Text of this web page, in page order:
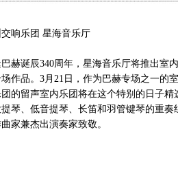
No. 3 in G major, BWV 1048
登堡协奏曲，BWV 1050
兰登堡协奏曲，BWV 1051
No. 6 in B-flat major, BWV 1051
BWV 988（选段）
响乐团 星海音乐厅
巴赫诞辰340周年，星海音乐厅将推出室
作品。3月21日，作为巴赫专场之一的
的留声室内乐团将在这个特别的日子
琴、低音提琴、长笛和羽管键琴的重
家兼杰出演奏家致敬。